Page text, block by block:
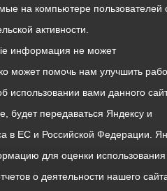
на компьютере пользователей
активности.
информация не может
может помочь нам улучшить
использовании вами данного
будет передаваться Яндексу и
в ЕС и Российской Федерации.
для оценки
о деятельности нашего